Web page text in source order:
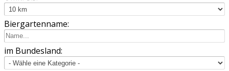
Biergartenname:
im Bundesland: